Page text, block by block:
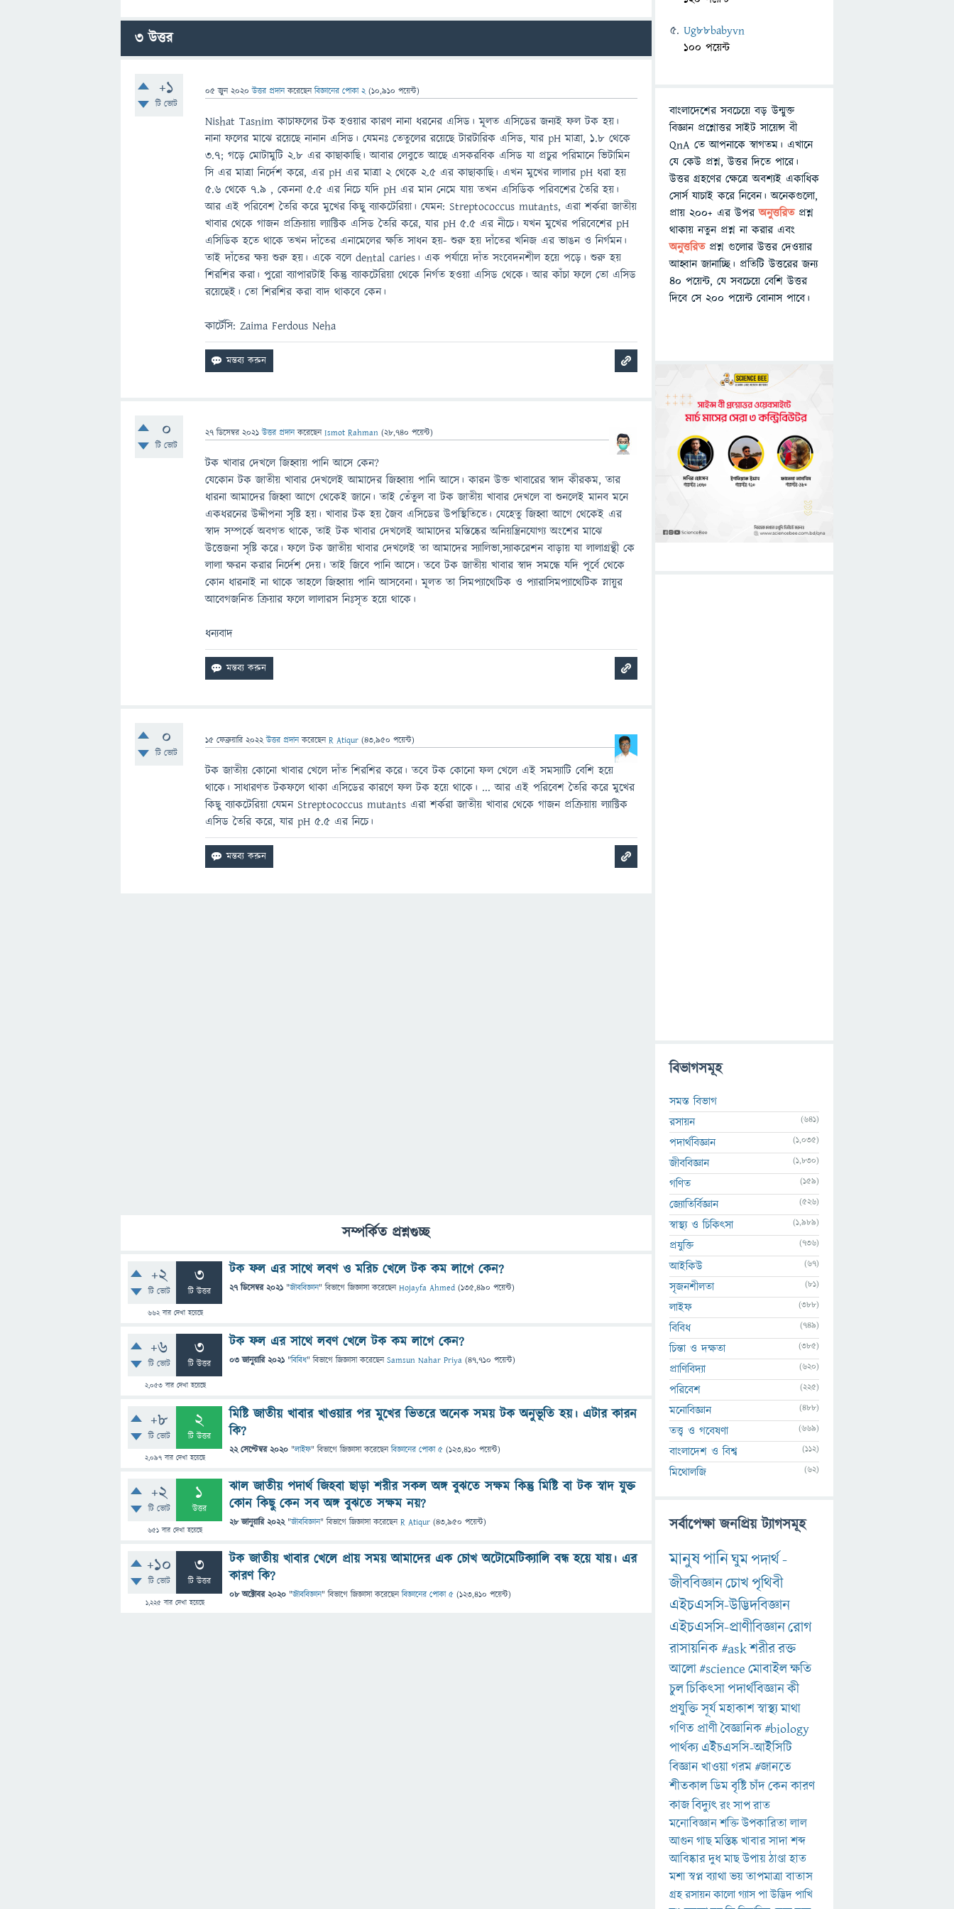
3উত্তর
+1
টি ভোট
05 জুন 2020 উত্তর প্রদান করেছেনবিজ্ঞানের পোকা 2 (10,910 পয়েন্ট)
Nishat Tasnim কাচাফলের টক হওয়ার কারণ নানা ধরনের এসিড। মূলত এসিডের জন্যই ফল টক হয়।
নানা ফলের মাঝে রয়েছে নানান এসিড। যেমনঃ তেতুলের রয়েছে টারটারিক এসিড, যার pH মাত্রা, ১.৮ থেকে
৩.৭; গড়ে মোটামুটি ২.৮ এর কাছাকাছি। আবার লেবুতে আছে এসকরবিক এসিড যা প্রচুর পরিমানে ভিটামিন
সি এর মাত্রা নির্দেশ করে, এর pH এর মাত্রা ২ থেকে ২.৫ এর কাছাকাছি। এখন মুখের লালার pH ধরা হয়
৫.৬ থেকে ৭.৯ , কেননা ৫.৫ এর নিচে যদি pH এর মান নেমে যায় তখন এসিডিক পরিবশের তৈরি হয়।
আর এই পরিবেশ তৈরি করে মুখের কিছু ব্যাকটেরিয়া। যেমন: Streptococcus mutants, এরা শর্করা জাতীয়
খাবার থেকে গাজন প্রক্রিয়ায় ল্যাক্টিক এসিড তৈরি করে, যার pH ৫.৫ এর নীচে। যখন মুখের পরিবেশের pH
এসিডিক হতে থাকে তখন দাঁতের এনামেলের ক্ষতি সাধন হয়- শুরু হয় দাঁতের খনিজ এর ভাঙন ও নির্গমন।
তাই দাঁতের ক্ষয় শুরু হয়। একে বলে dental caries। এক পর্যায়ে দাঁত সংবেদনশীল হয়ে পড়ে। শুরু হয়
শিরশির করা। পুরো ব্যাপারটাই কিন্তু ব্যাকটেরিয়া থেকে নির্গত হওয়া এসিড থেকে। আর কাঁচা ফলে তো এসিড
রয়েছেই। তো শিরশির করা বাদ থাকবে কেন।
কার্টেসি: Zaima Ferdous Neha
0
টি ভোট
27 ডিসেম্বর 2021 উত্তর প্রদান করেছেনIsmot Rahman (28,740 পয়েন্ট)
টক খাবার দেখলে জিহ্বায় পানি আসে কেন?
যেকোন টক জাতীয় খাবার দেখলেই আমাদের জিহ্বায় পানি আসে। কারন উক্ত খাবারের স্বাদ কীরকম, তার
ধারনা আমাদের জিহ্বা আগে থেকেই জানে। তাই তেঁতুল বা টক জাতীয় খাবার দেখলে বা শুনলেই মানব মনে
একধরনের উদ্দীপনা সৃষ্টি হয়। খাবার টক হয় জৈব এসিডের উপস্থিতিতে। যেহেতু জিহ্বা আগে থেকেই এর
স্বাদ সম্পর্কে অবগত থাকে, তাই টক খাবার দেখলেই আমাদের মস্তিষ্কের অনিয়ন্ত্রিনযোগ্য অংশের মাঝে
উত্তেজনা সৃষ্টি করে। ফলে টক জাতীয় খাবার দেখলেই তা আমাদের স্যালিভা,স্যাকরেশন বাড়ায় যা লালাগ্রন্থী কে
লালা ক্ষরন করার নির্দেশ দেয়। তাই জিবে পানি আসে। তবে টক জাতীয় খাবার স্বাদ সমন্ধে যদি পূর্বে থেকে
কোন ধারনাই না থাকে তাহলে জিহ্বায় পানি আসবেনা। মূলত তা সিমপ্যাথেটিক ও প্যারাসিমপ্যাথেটিক স্নায়ুর
আবেগজনিত ক্রিয়ার ফলে লালারস নিঃসৃত হয়ে থাকে।
ধন্যবাদ
0
টি ভোট
15 ফেব্রুয়ারি 2022 উত্তর প্রদান করেছেনR Atiqur (43,950 পয়েন্ট)
টক জাতীয় কোনো খাবার খেলে দাঁত শিরশির করে। তবে টক কোনো ফল খেলে এই সমস্যাটি বেশি হয়ে
থাকে। সাধারণত টকফলে থাকা এসিডের কারণে ফল টক হয়ে থাকে। ... আর এই পরিবেশ তৈরি করে মুখের
কিছু ব্যাকটেরিয়া যেমন Streptococcus mutants এরা শর্করা জাতীয় খাবার থেকে গাজন প্রক্রিয়ায় ল্যাক্টিক
এসিড তৈরি করে, যার pH ৫.৫ এর নিচে।
সম্পর্কিত প্রশ্নগুচ্ছ
+2
টি ভোট
3
টি উত্তর
662বার দেখা হয়েছে
টক ফল এর সাথে লবণ ও মরিচ খেলে টক কম লাগে কেন?
27 ডিসেম্বর 2021 "জীববিজ্ঞান" বিভাগে জিজ্ঞাসাকরেছেনHojayfa Ahmed (135,490 পয়েন্ট)
+6
টি ভোট
3
টি উত্তর
2,053বার দেখা হয়েছে
টক ফল এর সাথে লবণ খেলে টক কম লাগে কেন?
03 জানুয়ারি 2021 "বিবিধ" বিভাগে জিজ্ঞাসাকরেছেনSamsun Nahar Priya (47,710 পয়েন্ট)
+8
টি ভোট
2
টি উত্তর
2,097 বার দেখা হয়েছে
মিষ্টি জাতীয় খাবার খাওয়ার পর মুখের ভিতরে অনেক সময় টক অনুভূতি হয়। এটার কারন
কি?
22 সেপ্টেম্বর 2020 "লাইফ" বিভাগে জিজ্ঞাসাকরেছেনবিজ্ঞানের পোকা ৫ (123,410 পয়েন্ট)
+2
টি ভোট
1
উত্তর
651 বার দেখা হয়েছে
ঝাল জাতীয় পদার্থ জিহবা ছাড়া শরীর সকল অঙ্গ বুঝতে সক্ষম কিন্তু মিষ্টি বা টক স্বাদ যুক্ত
কোন কিছু কেন সব অঙ্গ বুঝতে সক্ষম নয়?
28 জানুয়ারি 2022 "জীববিজ্ঞান" বিভাগে জিজ্ঞাসাকরেছেনR Atiqur (43,950 পয়েন্ট)
+10
টি ভোট
3
টি উত্তর
1,225 বার দেখা হয়েছে
টক জাতীয় খাবার খেলে প্রায় সময় আমাদের এক চোখ অটোমেটিক্যালি বন্ধ হয়ে যায়। এর
কারণ কি?
08 অক্টোবর 2020 "জীববিজ্ঞান" বিভাগে জিজ্ঞাসাকরেছেনবিজ্ঞানের পোকা ৫ (123,410 পয়েন্ট)
Ug88babyvn
100 পয়েন্ট
বাংলাদেশের সবচেয়ে বড় উন্মুক্ত
বিজ্ঞান প্রশ্নোত্তর সাইট সায়েন্স বী
QnA তে আপনাকে স্বাগতম। এখানে
যে কেউ প্রশ্ন, উত্তর দিতে পারে।
উত্তর গ্রহণের ক্ষেত্রে অবশ্যই একাধিক
সোর্স যাচাই করে নিবেন। অনেকগুলো,
প্রায় ২০০+ এর উপরঅনুত্তরিতপ্রশ্ন
থাকায় নতুন প্রশ্ন না করার এবং
অনুত্তরিত প্রশ্ন গুলোর উত্তর দেওয়ার
আহ্বান জানাচ্ছি। প্রতিটি উত্তরের জন্য
৪০ পয়েন্ট, যে সবচেয়ে বেশি উত্তর
দিবে সে ২০০ পয়েন্ট বোনাস পাবে।
বিভাগসমূহ
সমস্ত বিভাগ
রসায়ন
(641)
পদার্থবিজ্ঞান (1,035)
জীববিজ্ঞান (1,830)
গণিত (159)
জ্যোতির্বিজ্ঞান (526)
স্বাস্থ্য ও চিকিৎসা (1,989)
প্রযুক্তি (736)
আইকিউ (67)
সৃজনশীলতা (81)
লাইফ (388)
বিবিধ (749)
চিন্তা ও দক্ষতা (385)
প্রাণিবিদ্যা (620)
পরিবেশ (225)
মনোবিজ্ঞান (488)
তত্ত্ব ও গবেষণা (669)
বাংলাদেশ ও বিশ্ব (112)
মিথোলজি (62)
সর্বাপেক্ষা জনপ্রিয় ট্যাগসমূহ
মানুষপানিঘুমপদার্থ-
জীববিজ্ঞানচোখপৃথিবী
এইচএসসি-উদ্ভিদবিজ্ঞান
এইচএসসি-প্রাণীবিজ্ঞানরোগ
রাসায়নিক#askশরীররক্ত
আলো#scienceমোবাইলক্ষতি
চুলচিকিৎসাপদার্থবিজ্ঞানকী
প্রযুক্তিসূর্যমহাকাশস্বাস্থ্যমাথা
গণিত প্রাণীবৈজ্ঞানিক#biology
পার্থক্য এইচএসসি-আইসিটি
বিজ্ঞানখাওয়াগরম#জানতে
শীতকালডিমবৃষ্টিচাঁদকেনকারণ
কাজবিদ্যুৎরংসাপরাত
মনোবিজ্ঞানশক্তিউপকারিতালাল
আগুনগাছমস্তিষ্কখাবারসাদাশব্দ
আবিষ্কারদুধমাছউপায়ঠাণ্ডাহাত
মশাস্বপ্নব্যাথাভয়তাপমাত্রাবাতাস
গ্রহরসায়নকালোগ্যাসপাউদ্ভিদপাখি